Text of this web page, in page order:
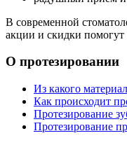
В современной
акции и скидки помогут
О протезировании
Из какого
Как происходит
Протезирование
Протезирование